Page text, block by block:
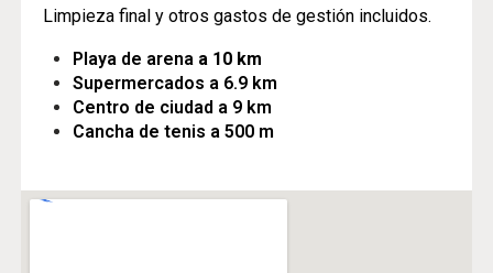
Limpieza final y otros gastos de gestión incluidos.
Playa de arena a 10 km
Supermercados a 6.9 km
Centro de ciudad a 9 km
Cancha de tenis a 500 m